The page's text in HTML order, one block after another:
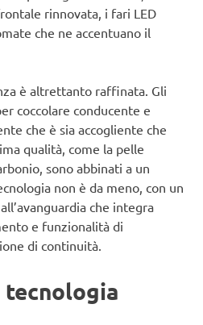
rinnovata, i fari LED
che ne accentuano il
è altrettanto raffinata. Gli
coccolare conducente e
che è sia accogliente che
qualità, come la pelle
sono abbinati a un
non è da meno, con un
che integra
e funzionalità di
di continuità.
tecnologia